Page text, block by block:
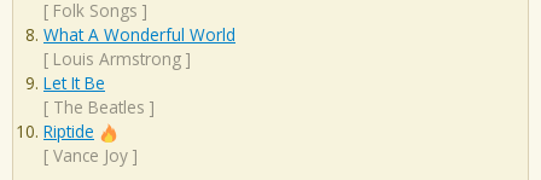
[ Folk Songs ]
What A Wonderful World
[ Louis Armstrong ]
Let It Be
[ The Beatles ]
Riptide
[ Vance Joy ]